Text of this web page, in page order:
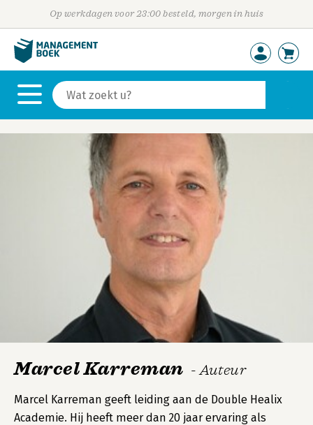
Op werkdagen voor 23:00 besteld, morgen in huis
Marcel Karreman - Auteur
Marcel Karreman geeft leiding aan de Double Healix
Academie. Hij heeft meer dan 20 jaar ervaring als